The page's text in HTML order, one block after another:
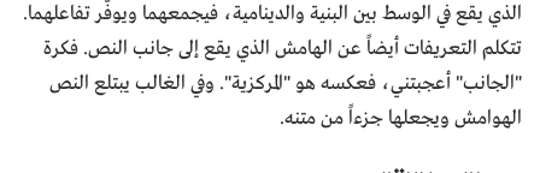
الذي يقع في الوسط بين البنية والدينامية، فيجمعهما ويوفّر تفاعلهما.
تتكلم التعريفات أيضاً عن الهامش الذي يقع إلى جانب النص. فكرة
"الجانب" أعجبتني، فعكسه هو "المركزية". وفي الغالب يبتلع النص
الهوامش ويجعلها جزءاً من متنه.